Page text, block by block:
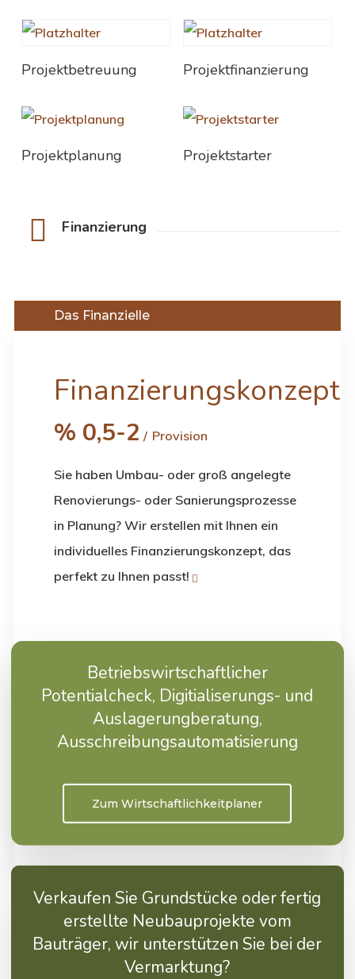
Weiterlesen
Projektbetreuung Weiterlesen
Projektfinanzierung
Weiterlesen
Projektplanung Weiterlesen
Projektstarter
Finanzierung
Finanzierungskonzept
Das Finanzielle
% 0,5-2 Provision
Sie haben Umbau- oder groß angelegte
Renovierungs- oder Sanierungsprozesse
in Planung? Wir erstellen mit Ihnen ein
individuelles Finanzierungskonzept, das
perfekt zu Ihnen passt!
passende Finanzierung an!
Hier Buchen
Betriebswirtschaftlicher
Potentialcheck, Digitialiserungs- und
Auslagerungberatung,
Ausschreibungsautomatisierung
Zum Wirtschaftlichkeitplaner
Verkaufen Sie Grundstücke oder fertig
erstellte Neubauprojekte vom
Bauträger, wir unterstützen Sie bei der
Vermarktung?